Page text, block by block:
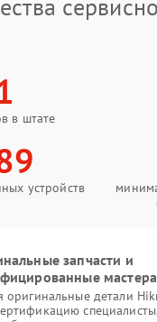
в штате
устройств
запчасти и
мастера
оригинальные детали